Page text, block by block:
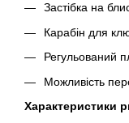
Застібка на
Карабін для
Регульований
Можливість
Характеристики